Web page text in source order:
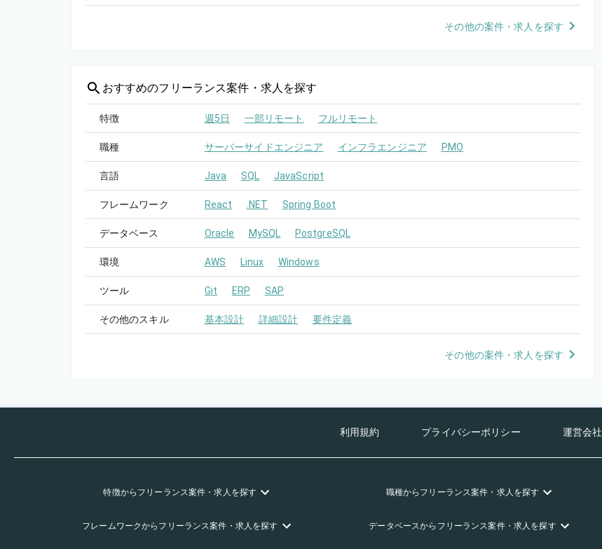
その他の案件・求人を探す
おすすめのフリーランス案件・求人を探す
特徴 週5日 一部リモート フルリモート
職種 サーバーサイドエンジニア インフラエンジニア PMO
言語 Java SQL JavaScript
フレームワーク React .NET Spring Boot
データベース Oracle MySQL PostgreSQL
環境 AWS Linux Windows
ツール Git ERP SAP
その他のスキル 基本設計 詳細設計 要件定義
その他の案件・求人を探す
利用規約 プライバシーポリシー 運営会社
特徴からフリーランス案件・求人を探す 職種からフリーランス案件・求人を探す
フレームワークからフリーランス案件・求人を探す データベースからフリーランス案件・求人を探す